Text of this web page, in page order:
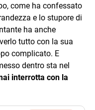
come ha confessato
e lo stupore di
ha anche
tutto con la sua
complicato. E
dentro sta nel
interrotta con la